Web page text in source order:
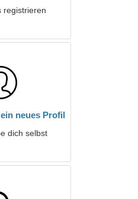
registrieren
neues Profil
dich selbst